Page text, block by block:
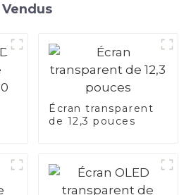
Écran transparent
de 12,3 pouces